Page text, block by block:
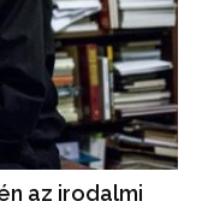
az irodalmi